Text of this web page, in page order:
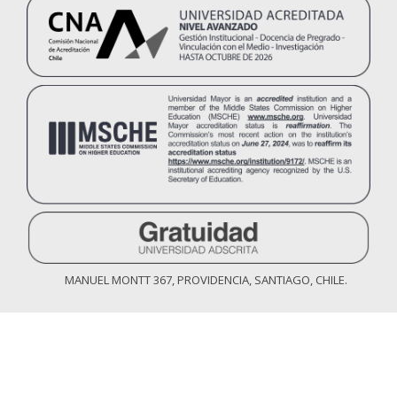
MANUEL MONTT 367, PROVIDENCIA, SANTIAGO, CHILE.